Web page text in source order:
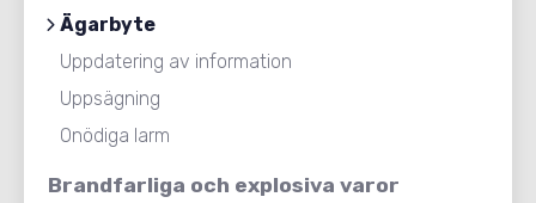
Ägarbyte
Uppdatering av information
Uppsägning
Onödiga larm
Brandfarliga och explosiva varor